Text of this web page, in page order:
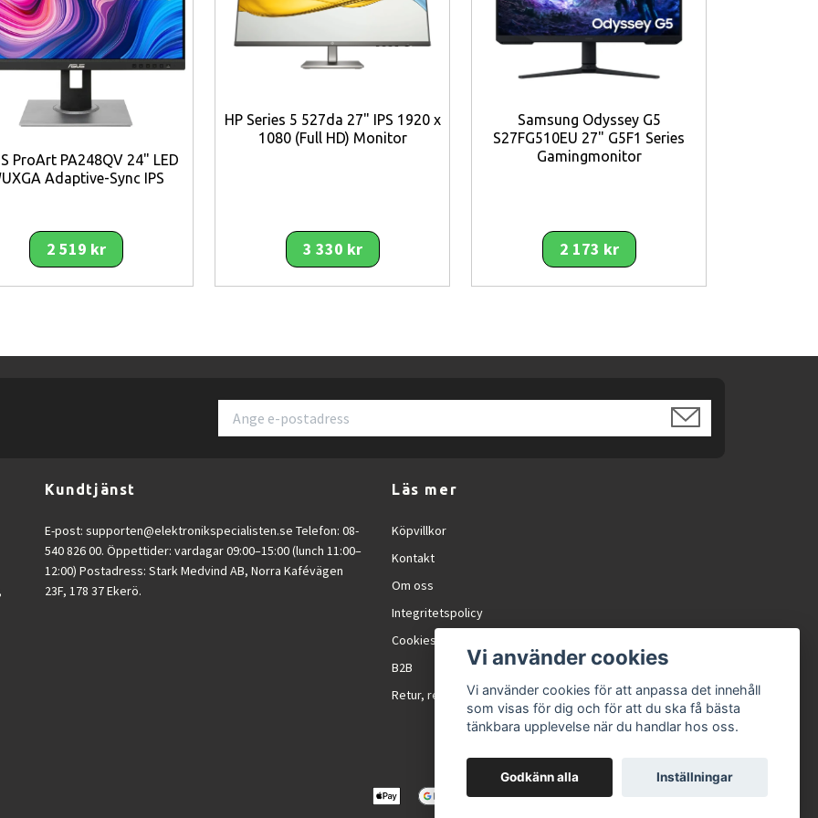
No
No
Yes
No
No
Office
Black
Yes
3.2 Gen 1 (3.1 Gen 1)
1
1
1
1.4
ProArt PA248QV 24" LED
Adaptive-Sync IPS
2 519 kr
HP Series 5 527da 27" IPS 1920 x
1080 (Full HD) Monitor
3 330 kr
Samsung Odyssey G5
S27FG510EU 27" G5F1 Series
Gamingmonitor
2 173 kr
Kundtjänst
E-post: supporten@elektronikspecialisten.se Telefon: 08-
540 826 00. Öppettider: vardagar 09:00–15:00 (lunch 11:00–
12:00) Postadress: Stark Medvind AB, Norra Kafévägen
23F, 178 37 Ekerö.
Läs mer
Köpvillkor
Kontakt
Om oss
Integritetspolicy
Cookies
B2B
Retur, reklamation och RMA
Vi använder cookies
Vi använder cookies för att anpassa det innehåll
som visas för dig och för att du ska få bästa
tänkbara upplevelse när du handlar hos oss.
Godkänn alla Inställningar